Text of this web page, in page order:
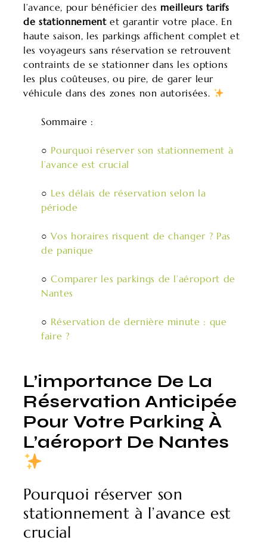
l’avance, pour bénéficier des meilleurs tarifs
de stationnementet garantir votre place. En
haute saison, les parkings affichent complet et
les voyageurs sans réservation se retrouvent
contraints de se stationner dans les options
les plus coûteuses, ou pire, de garer leur
véhicule dans des zones non autorisées.
Sommaire :
○ Pourquoi réserver son stationnement à
l’avance est crucial
○ Les délais de réservation selon la
période
○Vos horaires risquent de changer ? Pas
de panique
○Comparer les parkings de l’aéroport de
Nantes
○ Réservation de dernière minute : que
faire ?
L’importance De La
Réservation Anticipée
Pour Votre Parking À
L’aéroport De Nantes
Pourquoi réserver son
stationnement à l’avance est
crucial